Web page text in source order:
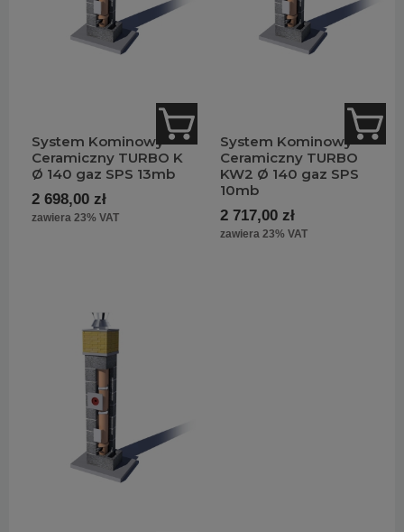
System Kominowy
Ceramiczny TURBO K
Ø 140 gaz SPS 13mb
2 698,00 zł
zawiera 23% VAT
System Kominowy
Ceramiczny TURBO
KW2 Ø 140 gaz SPS
10mb
2 717,00 zł
zawiera 23% VAT